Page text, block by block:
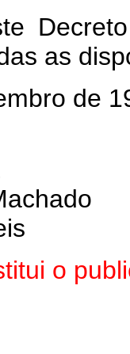
as
de
o